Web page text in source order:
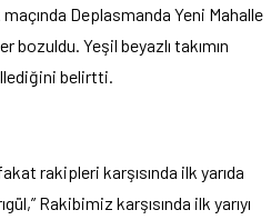
Deplasmanda Yeni Mahalle
Yeşil beyazlı takımın
belirtti.
rakipleri karşısında ilk yarıda
Rakibimiz karşısında ilk yarıyı